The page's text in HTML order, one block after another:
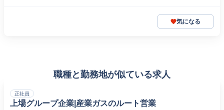
気になる
職種と勤務地が似ている求人
正社員
上場グループ企業|産業ガスのルート営業